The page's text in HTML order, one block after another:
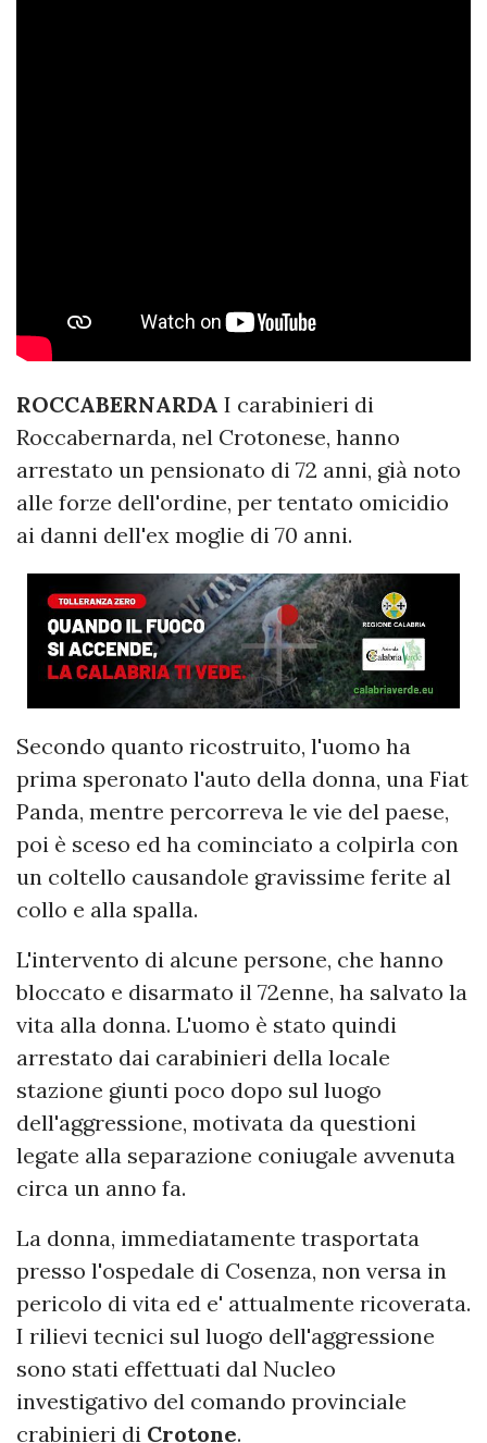
ROCCABERNARDA I carabinieri di
Roccabernarda, nel Crotonese, hanno
arrestato un pensionato di 72 anni, già noto
alle forze dell'ordine, per tentato omicidio
ai danni dell'ex moglie di 70 anni.
Secondo quanto ricostruito, l'uomo ha
prima speronato l'auto della donna, una Fiat
Panda, mentre percorreva le vie del paese,
poi è sceso ed ha cominciato a colpirla con
un coltello causandole gravissime ferite al
collo e alla spalla.
L'intervento di alcune persone, che hanno
bloccato e disarmato il 72enne, ha salvato la
vita alla donna. L'uomo è stato quindi
arrestato dai carabinieri della locale
stazione giunti poco dopo sul luogo
dell'aggressione, motivata da questioni
legate alla separazione coniugale avvenuta
circa un anno fa.
La donna, immediatamente trasportata
presso l'ospedale di Cosenza, non versa in
pericolo di vita ed e' attualmente ricoverata.
I rilievi tecnici sul luogo dell'aggressione
sono stati effettuati dal Nucleo
investigativo del comando provinciale
crabinieri di Crotone.